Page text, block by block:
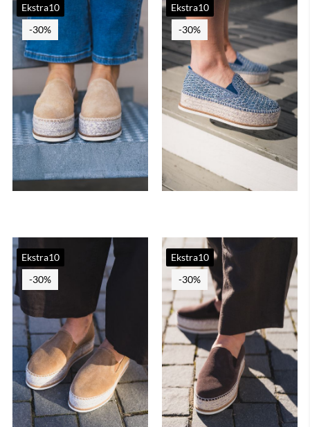
Ekstra10
-30%
Ekstra10
-30%
Ekstra10
-30%
Ekstra10
-30%